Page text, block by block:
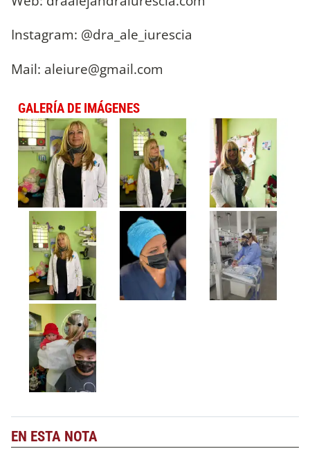
Instagram: @dra_ale_iurescia
Mail: aleiure@gmail.com
GALERÍA DE IMÁGENES
EN ESTA NOTA